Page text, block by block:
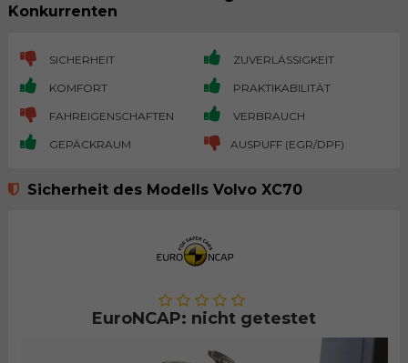
Konkurrenten
SICHERHEIT ZUVERLÄSSIGKEIT
KOMFORT PRAKTIKABILITÄT
FAHREIGENSCHAFTEN VERBRAUCH
GEPÄCKRAUM AUSPUFF (EGR/DPF)
Sicherheit des Modells Volvo XC70
EuroNCAP: nicht getestet